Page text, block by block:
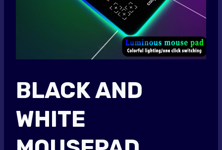
BLACK AND
WHITE